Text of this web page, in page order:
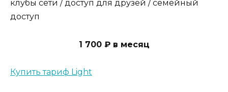
клубы сети / доступ для друзей / семейный
доступ
1 700 ₽ в месяц
Купить тариф Light